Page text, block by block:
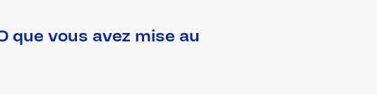
que vous avez mise au